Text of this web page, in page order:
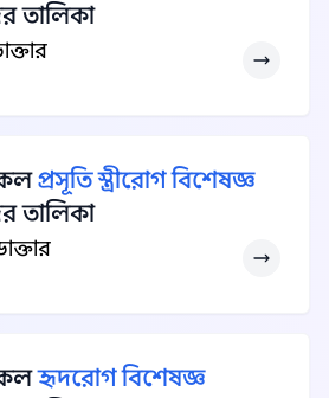
তালিকা
প্রসূতি স্ত্রীরোগ বিশেষজ্ঞ
তালিকা
হৃদরোগ বিশেষজ্ঞ